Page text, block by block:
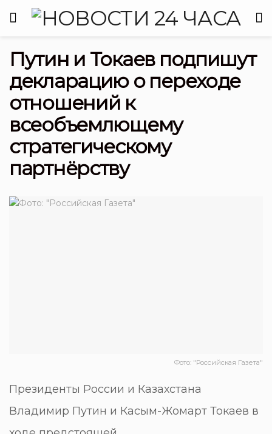
Путин и Токаев подпишут
декларацию о переходе
отношений к
всеобъемлющему
стратегическому
партнёрству
Фото: "Российская Газета"
Президенты России и Казахстана
Владимир Путин и Касым-Жомарт Токаев в